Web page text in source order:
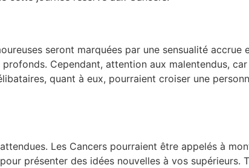
seront marquées par une sensualité accrue
Cependant, attention aux malentendus,
quant à eux, pourraient croiser une
Les Cancers pourraient être appelés à
présenter des idées nouvelles à vos supérieurs.